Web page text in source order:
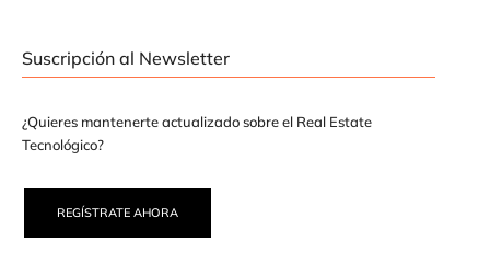
Suscripción al Newsletter
¿Quieres mantenerte actualizado sobre el Real Estate
Tecnológico?
REGÍSTRATE AHORA